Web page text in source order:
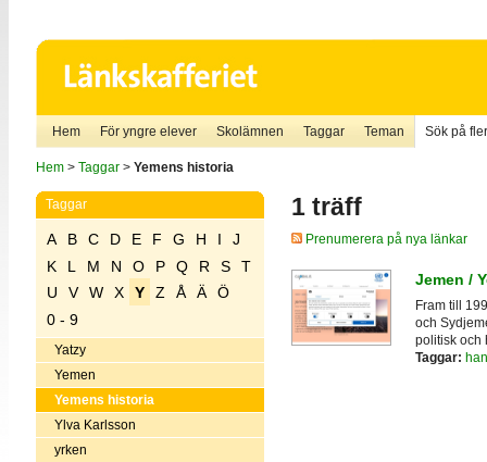
Hem För yngre elever Skolämnen Taggar Teman Sök på
Hem> Taggar> Yemens historia
Taggar
A B C D E F G H I
J
K
L M N O P Q R S
T
U
V W X Y Z Å Ä
Ö
0 - 9
Yatzy
Yemen
Yemens historia
Ylva Karlsson
yrken
1 träff
Prenumerera på nya länkar
Jemen /
Fram till
och
politisk och
Taggar: